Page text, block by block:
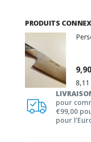
PRODUITS
pour
€99,00
pour